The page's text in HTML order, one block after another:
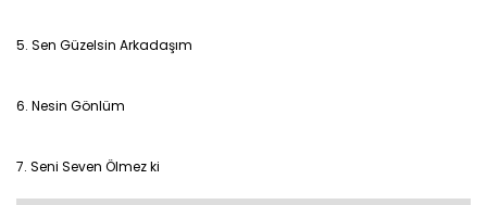
5. Sen Güzelsin Arkadaşım
6. Nesin Gönlüm
7. Seni Seven Ölmez ki